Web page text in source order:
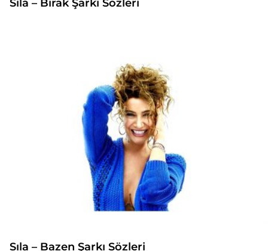
Sıla – Bırak Şarkı Sözleri
Sıla – Bazen Şarkı Sözleri